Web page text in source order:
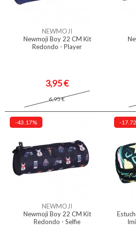
NEWMOJI
Newmoji Boy 22 CM Kit
Redondo - Player
3,95 €
6,95 €
-43.17%
NEWMOJI
Newmoji Boy 22 CM Kit
Redondo - Selfie
-